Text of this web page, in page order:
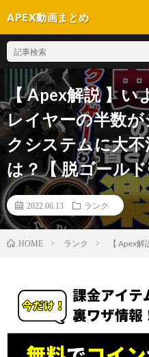
APEX動画まとめ
【 Apex解説 】い
レイヤーの半数
クシステムに大
は？【 脱ゴールド
2022.06.13 ランク
HOME ランク 【 Apex